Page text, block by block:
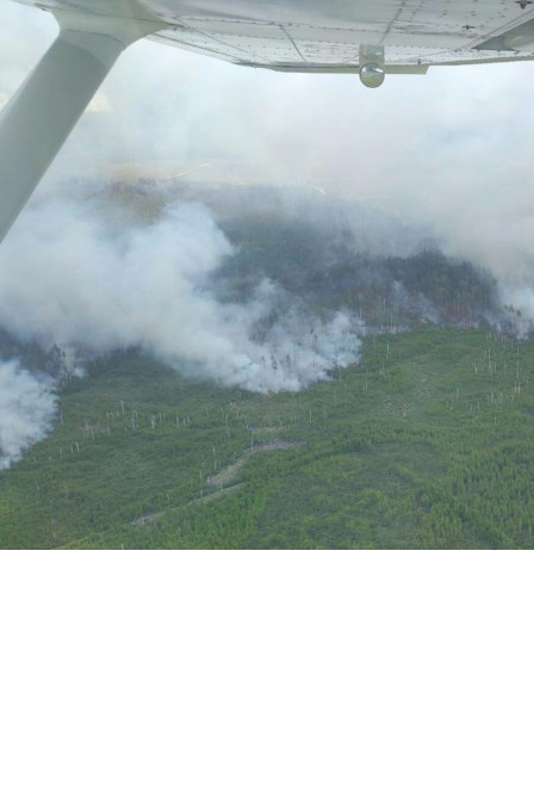
Перейти к основному содержанию